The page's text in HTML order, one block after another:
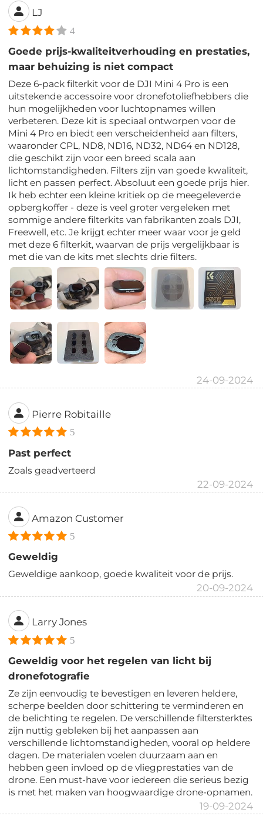
LJ
4
Goede prijs-kwaliteitverhouding en prestaties,
maar behuizing is niet compact
Deze 6-pack filterkit voor de DJI Mini 4 Pro is een
uitstekende accessoire voor dronefotoliefhebbers die
hun mogelijkheden voor luchtopnames willen
verbeteren. Deze kit is speciaal ontworpen voor de
Mini 4 Pro en biedt een verscheidenheid aan filters,
waaronder CPL, ND8, ND16, ND32, ND64 en ND128,
die geschikt zijn voor een breed scala aan
lichtomstandigheden. Filters zijn van goede kwaliteit,
licht en passen perfect. Absoluut een goede prijs hier.
Ik heb echter een kleine kritiek op de meegeleverde
opbergkoffer - deze is veel groter vergeleken met
sommige andere filterkits van fabrikanten zoals DJI,
Freewell, etc. Je krijgt echter meer waar voor je geld
met deze 6 filterkit, waarvan de prijs vergelijkbaar is
met die van de kits met slechts drie filters.
24-09-2024
Pierre Robitaille
5
Past perfect
Zoals geadverteerd
22-09-2024
Amazon Customer
5
Geweldig
Geweldige aankoop, goede kwaliteit voor de prijs.
20-09-2024
Larry Jones
5
Geweldig voor het regelen van licht bij
dronefotografie
Ze zijn eenvoudig te bevestigen en leveren heldere,
scherpe beelden door schittering te verminderen en
de belichting te regelen. De verschillende filtersterktes
zijn nuttig gebleken bij het aanpassen aan
verschillende lichtomstandigheden, vooral op heldere
dagen. De materialen voelen duurzaam aan en
hebben geen invloed op de vliegprestaties van de
drone. Een must-have voor iedereen die serieus bezig
is met het maken van hoogwaardige drone-opnamen.
19-09-2024